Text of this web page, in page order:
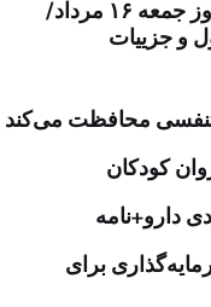
قیمت طلا و سکه امروز جمعه ۱۶ مرداد/
و جزییات
تنفسی محافظت می‌کند
کودکان
دارو+نامه
برای